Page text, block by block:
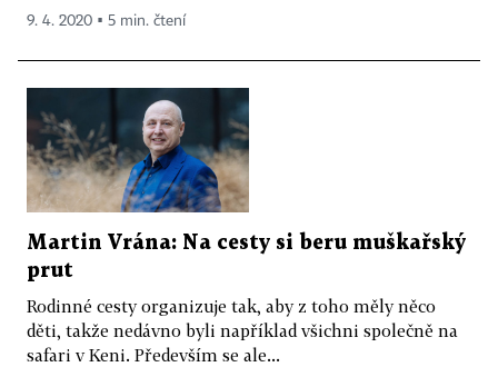
9. 4. 2020 ▪ 5 min. čtení
Martin Vrána: Na cesty si beru muškařský
prut
Rodinné cesty organizuje tak, aby z toho měly něco
děti, takže nedávno byli například všichni společně na
safari v Keni. Pře­devším se ale...